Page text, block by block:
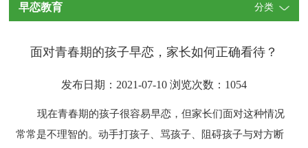
早恋教育 分类
面对青春期的孩子早恋，家长如何正确看待？
发布日期：2021-07-10 浏览次数： 1054
现在青春期的孩子很容易早恋，但家长们面对这种情况
常常是不理智的。动手打孩子、骂孩子、阻碍孩子与对方断